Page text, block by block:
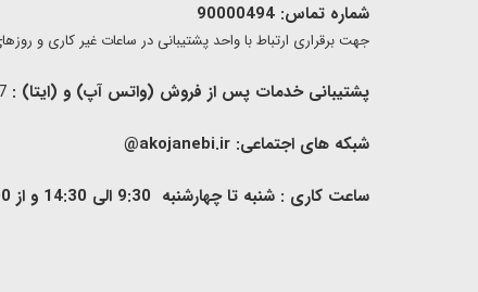
شماره تماس: 90000494
​​جهت برقراری ارتباط با واحد پشتیبانی در ساعات غیر کاری و روزهای تعطیل فقط
پشتیبانی خدمات پس از فروش (واتس آپ) و (ایتا) :
شبکه های اجتماعی: akojanebi.ir@
ساعت کاری : شنبه تا چهارشنبه 9:30 الی 14:30 و از 00: 15 الی 17:00 , پنج شنبه 9:30 الی 13